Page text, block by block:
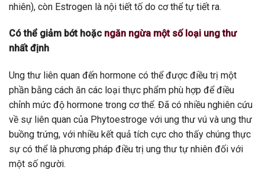
nhiên), còn Estrogen là nội tiết tố do cơ thể tự tiết ra.
Có thể giảm bớt hoặc ngăn ngừa một số loại ung thư
nhất định
Ung thư liên quan đến hormone có thể được điều trị một
phần bằng cách ăn các loại thực phẩm phù hợp để điều
chỉnh mức độ hormone trong cơ thể. Đã có nhiều nghiên cứu
về sự liên quan của Phytoestroge với ung thư vú và ung thư
buồng trứng, với nhiều kết quả tích cực cho thấy chúng thực
sự có thể là phương pháp điều trị ung thư tự nhiên đối với
một số người.